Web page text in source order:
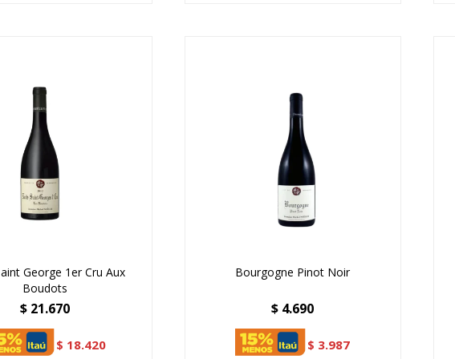
George 1er Cru Aux
Boudots
$ 21.670
$ 18.420
Bourgogne Pinot Noir
$ 4.690
$ 3.987